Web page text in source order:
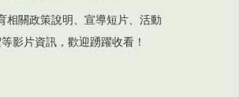
相關政策說明、宣導短片、活動
影片資訊，歡迎踴躍收看！